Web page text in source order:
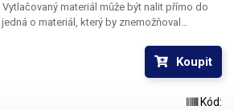
Vytlačovaný materiál může být nalit přímo do
o materiál, který by znemožňoval
nádobce. Stejně tak pokud materiál
povrchem nádrže, může být umístěn
Koupit
Kód: